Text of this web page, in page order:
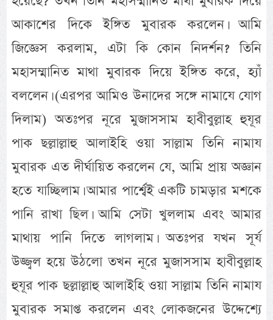
আকাশের দিকে ইঙ্গিত মুবারক করলেন। আমি
জিজ্ঞেস করলাম, এটা কি কোন নিদর্শন? তিনি
মহাসম্মানিত মাথা মুবারক দিয়ে ইঙ্গিত করে, হ্যাঁ
বললেন। (এরপর আমিও উনাদের সঙ্গে নামাযে যোগ
দিলাম) অতঃপর নূরে মুজাসসাম হাবীবুল্লাহ হুযূর
পাক ছল্লাল্লাহু আলাইহি ওয়া সাল্লাম তিনি নামায
মুবারক এত দীর্ঘায়িত করলেন যে, আমি প্রায় অজ্ঞান
হতে যাচ্ছিলাম। আমার পার্শ্বেই একটি চামড়ার মশকে
পানি রাখা ছিল। আমি সেটা খুললাম এবং আমার
মাথায় পানি দিতে লাগলাম। অতঃপর যখন সূর্য
উজ্জ্বল হয়ে উঠলো তখন নূরে মুজাসসাম হাবীবুল্লাহ
হুযূর পাক ছল্লাল্লাহু আলাইহি ওয়া সাল্লাম তিনি নামায
মুবারক সমাপ্ত করলেন এবং লোকজনের উদ্দেশ্যে